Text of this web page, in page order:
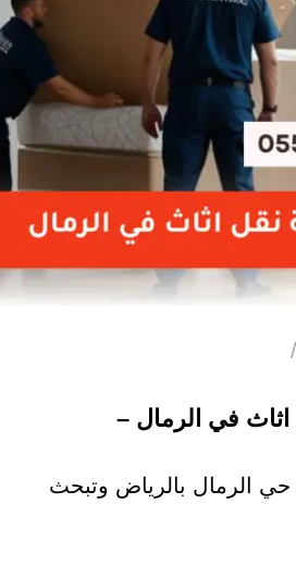
في الرمال –
الرمال بالرياض وتبحث